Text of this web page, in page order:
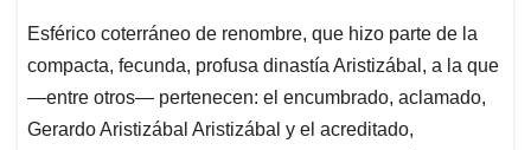
Esférico coterráneo de renombre, que hizo parte de la
compacta, fecunda, profusa dinastía Aristizábal, a la que
—entre otros— pertenecen: el encumbrado, aclamado,
Gerardo Aristizábal Aristizábal y el acreditado,